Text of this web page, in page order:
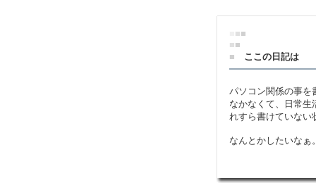
■■
■■
■
ここの日記は
パソコン関係の事を
なかなくて、日常生
れすら書けていない
なんとかしたいなぁ